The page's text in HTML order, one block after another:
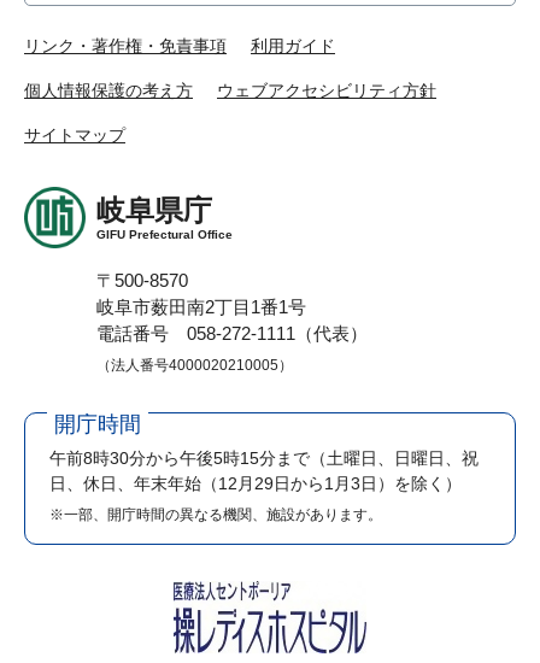
リンク・著作権・免責事項 利用ガイド
個人情報保護の考え方 ウェブアクセシビリティ方針
サイトマップ
岐阜県庁
GIFU Prefectural Office
〒500-8570
岐阜市薮田南2丁目1番1号
電話番号 058-272-1111（代表）
（法人番号4000020210005）
開庁時間
午前8時30分から午後5時15分まで （土曜日、日曜日、祝
日、休日、年末年始（12月29日から1月3日）を除く）
※一部、開庁時間の異なる機関、施設があります。